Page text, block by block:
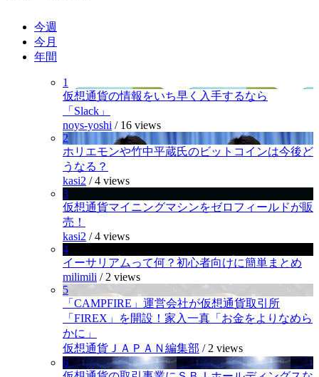
今週
今月
年間
1
仮想通貨の情報をいち早く入手するなら
「Slack」
noys-yoshi / 16 views
2
ホリエモンや竹中平蔵氏のビットコインは今後ど
うなる？
kasi2 /4 views
3
仮想通貨マイニングマシンをゼロフィールドが販
売！
kasi2 /4 views
4
イーサリアムって何？初心者向けに簡単まとめ
milimili / 2 views
5
「CAMPFIRE」運営会社が仮想通貨取引所
「FIREX」を開設！家入一真「お金をよりなめら
かに」
仮想通貨ＪＡＰＡＮ編集部 / 2 views
6